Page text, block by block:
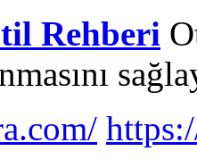
Rehberi